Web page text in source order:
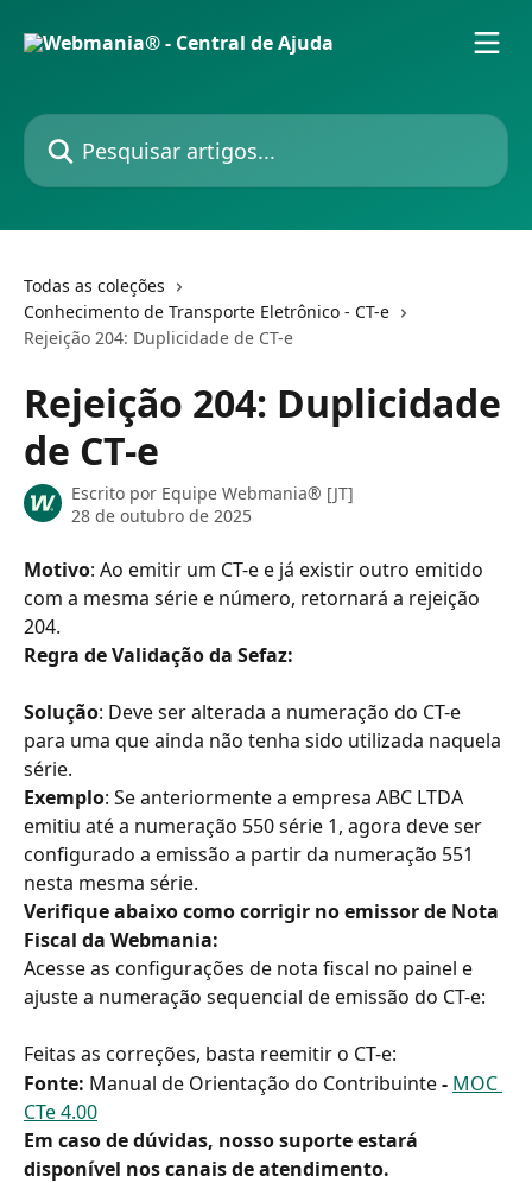
Pesquisar artigos...
Todas as coleções
Conhecimento de Transporte Eletrônico - CT-e
Rejeição 204: Duplicidade de CT-e
Rejeição 204: Duplicidade
de CT-e
Escrito por Equipe Webmania® [JT]
28 de outubro de 2025
Motivo: Ao emitir um CT-e e já existir outro emitido
com a mesma série e número, retornará a rejeição
204.
Regra de Validação da Sefaz:
Solução: Deve ser alterada a numeração do CT-e
para uma que ainda não tenha sido utilizada naquela
série.
Exemplo: Se anteriormente a empresa ABC LTDA
emitiu até a numeração 550 série 1, agora deve ser
configurado a emissão a partir da numeração 551
nesta mesma série.
Verifique abaixo como corrigir no emissor de Nota
Fiscal da Webmania:
Acesse as configurações de nota fiscal no painel e
ajuste a numeração sequencial de emissão do CT-e:
Feitas as correções, basta reemitir o CT-e:
Fonte: Manual de Orientação do Contribuinte - MOC
CTe 4.00
Em caso de dúvidas, nosso suporte estará
disponível nos canais de atendimento.